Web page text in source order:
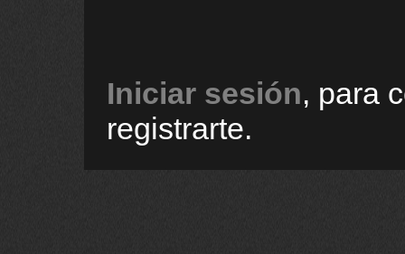
Iniciar sesión, para
registrarte.